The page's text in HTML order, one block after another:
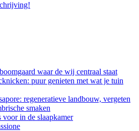
waar de wij centraal staat
puur genieten met wat je tuin
regeneratieve landbouw, vergeten
smaken
in de slaapkamer